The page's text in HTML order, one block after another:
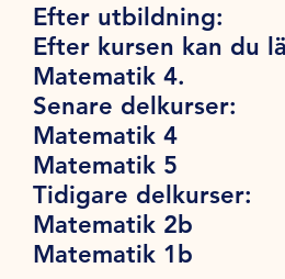
Efter utbildning:
Efter kursen kan du
Matematik 4.
Senare delkurser:
Matematik 4
Matematik 5
Tidigare delkurser:
Matematik 2b
Matematik 1b